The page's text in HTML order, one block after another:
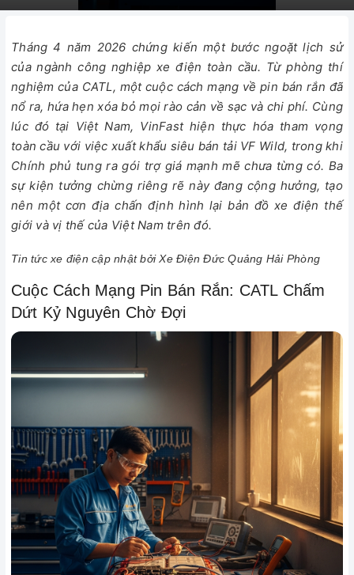
Tháng 4 năm 2026 chứng kiến một bước ngoặt lịch sử
của ngành công nghiệp xe điện toàn cầu. Từ phòng thí
nghiệm của CATL, một cuộc cách mạng về pin bán rắn đã
nổ ra, hứa hẹn xóa bỏ mọi rào cản về sạc và chi phí. Cùng
lúc đó tại Việt Nam, VinFast hiện thực hóa tham vọng
toàn cầu với việc xuất khẩu siêu bán tải VF Wild, trong khi
Chính phủ tung ra gói trợ giá mạnh mẽ chưa từng có. Ba
sự kiện tưởng chừng riêng rẽ này đang cộng hưởng, tạo
nên một cơn địa chấn định hình lại bản đồ xe điện thế
giới và vị thế của Việt Nam trên đó.
Tin tức xe điện cập nhật bởi Xe Điện Đức Quảng Hải Phòng
Cuộc Cách Mạng Pin Bán Rắn: CATL Chấm
Dứt Kỷ Nguyên Chờ Đợi